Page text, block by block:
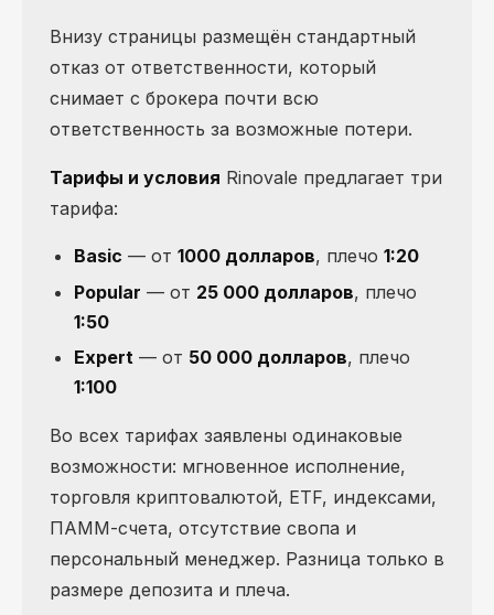
Внизу страницы размещён стандартный
отказ от ответственности, который
снимает с брокера почти всю
ответственность за возможные потери.
Тарифы и условия Rinovale предлагает три
тарифа:
Basic — от 1000 долларов, плечо 1:20
Popular — от 25 000 долларов, плечо
1:50
Expert — от 50 000 долларов, плечо
1:100
Во всех тарифах заявлены одинаковые
возможности: мгновенное исполнение,
торговля криптовалютой, ETF, индексами,
ПАММ-счета, отсутствие свопа и
персональный менеджер. Разница только в
размере депозита и плеча.